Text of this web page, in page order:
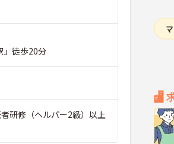
」徒歩20分
研修（ヘルパー2級）以上